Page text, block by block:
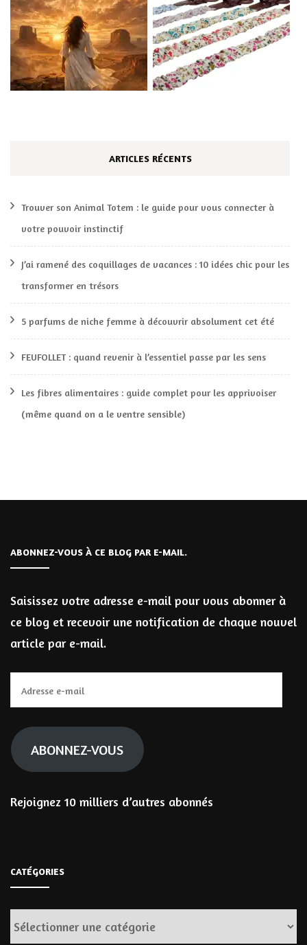
ARTICLES RÉCENTS
Trouver son Animal Totem : le guide pour vous connecter à
votre pouvoir instinctif
J’ai ramené des coquillages de vacances : 10 idées chic pour les
transformer en trésors
5 parfums de niche femme à découvrir absolument cet été
FEUFOLLET : quand revenir à l’essentiel passe par les sens
Les fibres alimentaires : guide complet pour les apprivoiser
(même quand on a le ventre sensible)
ABONNEZ-VOUS À CE BLOG PAR E-MAIL.
Saisissez votre adresse e-mail pour vous abonner à
ce blog et recevoir une notification de chaque nouvel
article par e-mail.
e-
mail
ABONNEZ-VOUS
Rejoignez 10 milliers d’autres abonnés
CATÉGORIES
Catégories